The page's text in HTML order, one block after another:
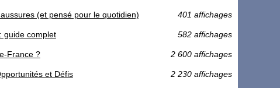
(et pensé pour le quotidien) 401 affichages
guide complet 582 affichages
France ? 2 600 affichages
et Défis 2 230 affichages